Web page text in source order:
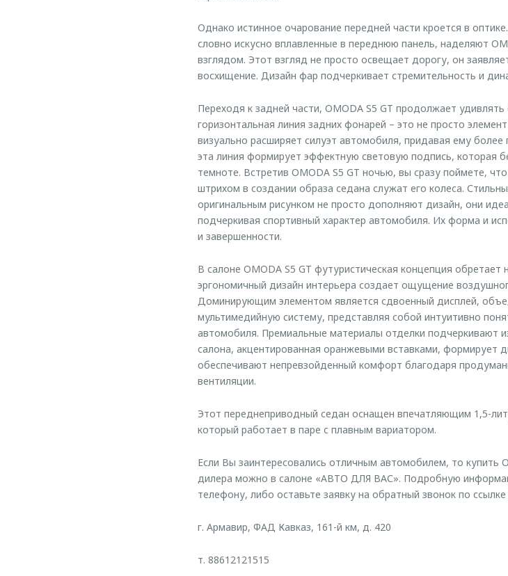
Однако истинное очарование передней части кроется в
словно искусно вплавленные в переднюю панель, наделяют
взглядом. Этот взгляд не просто освещает дорогу, он
восхищение. Дизайн фар подчеркивает стремительность и
Переходя к задней части, OMODA S5 GT продолжает
горизонтальная линия задних фонарей – это не просто
визуально расширяет силуэт автомобиля, придавая ему
эта линия формирует эффектную световую подпись, которая
темноте. Встретив OMODA S5 GT ночью, вы сразу поймете,
штрихом в создании образа седана служат его колеса.
оригинальным рисунком не просто дополняют дизайн, они
подчеркивая спортивный характер автомобиля. Их форма и
и завершенности.
В салоне OMODA S5 GT футуристическая концепция
эргономичный дизайн интерьера создает ощущение
Доминирующим элементом является сдвоенный дисплей,
мультимедийную систему, представляя собой интуитивно
автомобиля. Премиальные материалы отделки подчеркивают
салона, акцентированная оранжевыми вставками, формирует
обеспечивают непревзойденный комфорт благодаря
вентиляции.
Этот переднеприводный седан оснащен впечатляющим 1,5-
который работает в паре с плавным вариатором.
Если Вы заинтересовались отличным автомобилем, то купить
дилера можно в салоне «АВТО ДЛЯ ВАС». Подробную
телефону, либо оставьте заявку на обратный звонок по ссылке
г. Армавир, ФАД Кавказ, 161-й км, д. 420
т. 88612121515